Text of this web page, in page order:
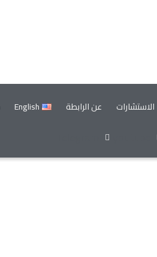
الاستشارات عن الرابطة English